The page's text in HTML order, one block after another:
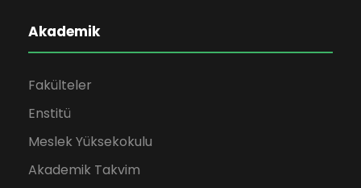
Akademik
Fakülteler
Enstitü
Meslek Yüksekokulu
Akademik Takvim